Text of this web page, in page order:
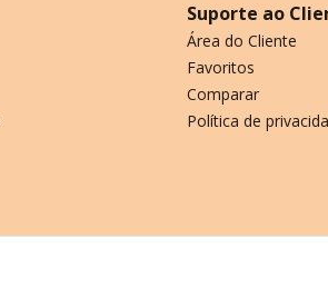
Suporte ao
Área do Cliente
Favoritos
Comparar
Política de